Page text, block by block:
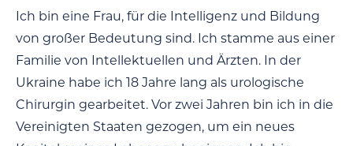
Ich bin eine Frau, für die Intelligenz und Bildung
von großer Bedeutung sind. Ich stamme aus einer
Familie von Intellektuellen und Ärzten. In der
Ukraine habe ich 18 Jahre lang als urologische
Chirurgin gearbeitet. Vor zwei Jahren bin ich in die
Vereinigten Staaten gezogen, um ein neues